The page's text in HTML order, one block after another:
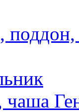
поддон,
чаша